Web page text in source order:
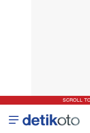
SCROLL